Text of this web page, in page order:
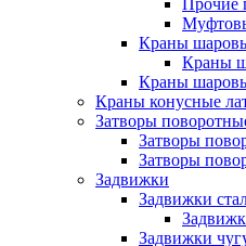
Прочие
Краны
Краны
Краны
Краны конусные
Затворы
Затворы
Затворы
Задвижки
Задвижки
Задвижки